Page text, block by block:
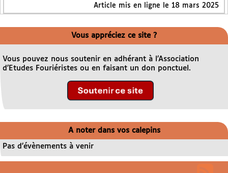
Article mis en ligne le 18 mars 2025
Vous appréciez ce site ?
Vous pouvez nous soutenir en adhérant à l’Association
d’Etudes Fouriéristes ou en faisant un don ponctuel.
A noter dans vos calepins
Pas d’évènements à venir